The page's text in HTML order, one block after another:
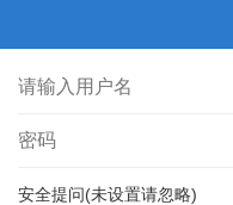
安全提问(未设置请忽略)